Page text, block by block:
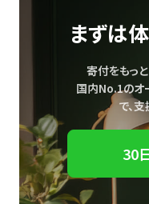
まずは
寄付をもっ
国内No.1のオ
で、支
30